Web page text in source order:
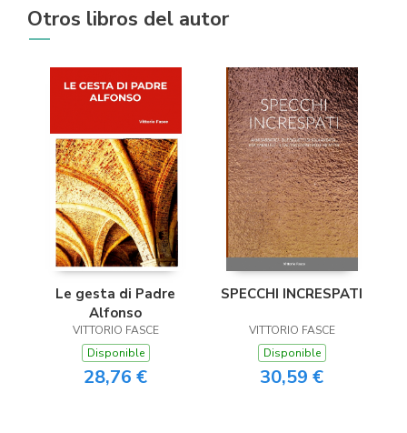
Otros libros del autor
Le gesta di Padre
Alfonso
VITTORIO FASCE
Disponible
28,76 €
SPECCHI INCRESPATI
VITTORIO FASCE
Disponible
30,59 €